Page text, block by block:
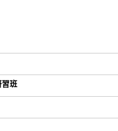
班